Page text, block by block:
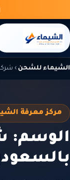
المحتوى
الشيماء للشحن ›
مركز معرفة
الوسم: